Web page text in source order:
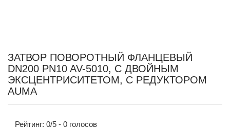
ЗАТВОР ПОВОРОТНЫЙ ФЛАНЦЕВЫЙ
DN200 PN10 AV-5010, С ДВОЙНЫМ
ЭКСЦЕНТРИСИТЕТОМ, С РЕДУКТОРОМ
AUMA
Рейтинг: 0/5 - 0 голосов